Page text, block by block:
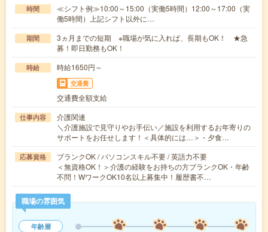
時間
≪シフト例≫10:00～15:00（実働5時間）12:00～17:00（実
働5時間）上記シフト以外に…
期間
3ヵ月までの短期 ※職場が気に入れば、長期もOK！ ★急
募！即日勤務もOK！
時給 時給1650円～
交通費
交通費全額支給
仕事内容
介護関連
＼介護施設で見守りやお手伝い／施設を利用するお年寄りの
サポートをお任せします！＜具体的には…＞・夕食…
応募資格
ブランクOK / パソコンスキル不要 / 英語力不要
＜無資格OK！＞介護の経験をお持ちの方ブランクOK・年齢
不問！WワークOK10名以上募集中！履歴書不…
職場の雰囲気
年齢層